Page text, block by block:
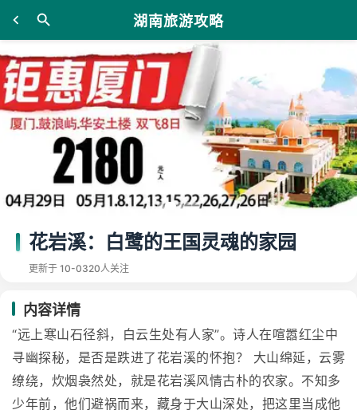
湖南旅游攻略
花岩溪：白鹭的王国灵魂的家园
更新于 10-0320人关注
内容详情
“远上寒山石径斜，白云生处有人家”。诗人在喧嚣红尘中
寻幽探秘，是否是跌进了花岩溪的怀抱？ 大山绵延，云雾
缭绕，炊烟袅然处，就是花岩溪风情古朴的农家。不知多
少年前，他们避祸而来，藏身于大山深处，把这里当成他